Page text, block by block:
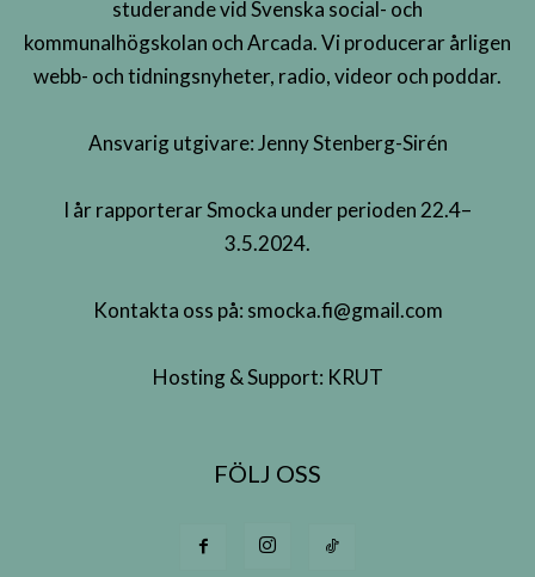
studerande vid Svenska social- och
kommunalhögskolan och Arcada. Vi producerar årligen
webb- och tidningsnyheter, radio, videor och poddar.
Ansvarig utgivare: Jenny Stenberg-Sirén
I år rapporterar Smocka under perioden 22.4–
3.5.2024.
Kontakta oss på: smocka.fi@gmail.com
Hosting & Support: KRUT
FÖLJ OSS